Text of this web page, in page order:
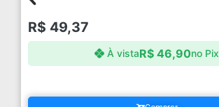
R$ 49,37
À vistaR$ 46,90no Pix